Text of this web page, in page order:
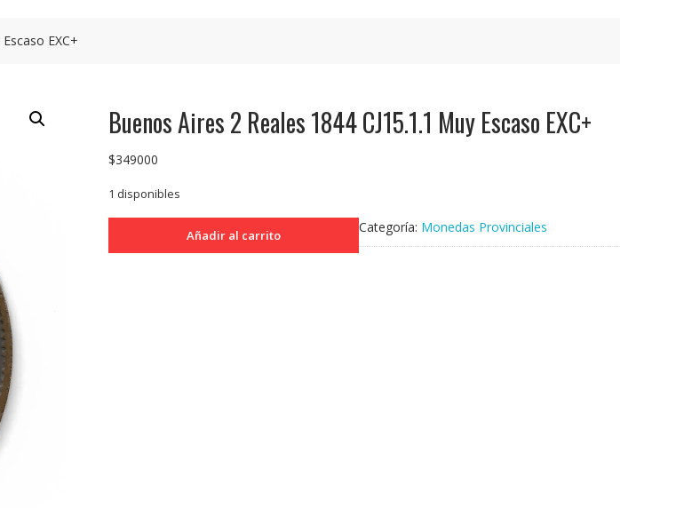
EXC+
Buenos Aires 2 Reales 1844 CJ15.1.1 Muy Escaso EXC+
$349000
1 disponibles
Añadir al carrito Categoría: Monedas Provinciales